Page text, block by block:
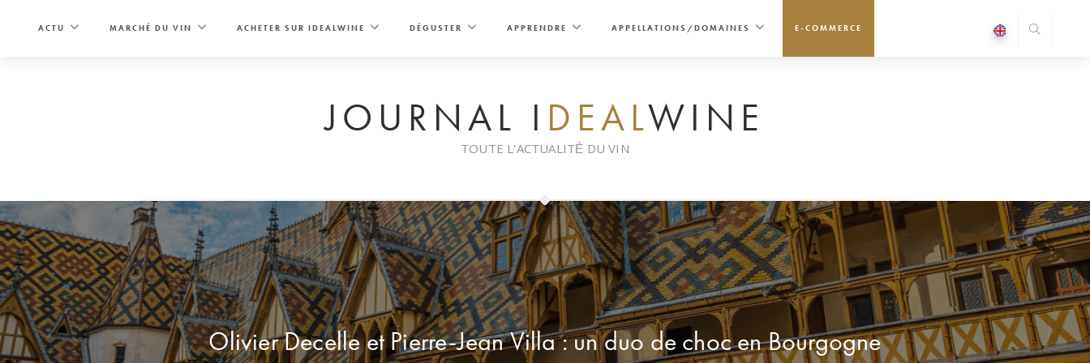
ACTU MARCHÉ DU VIN ACHETER SUR IDEALWINE DÉGUSTER APPRENDRE APPELLATIONS/DOMAINES E-COMMERCE
JOURNAL I DEALWINE
TOUTE L'ACTUALITÉ DU VIN
Olivier Decelle et Pierre-Jean Villa : un duo de choc en Bourgogne